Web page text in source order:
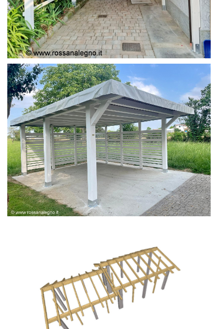
PERGOLA COPERTURA MOBILE
PERGOLA BIANCA SPAZZOLATA